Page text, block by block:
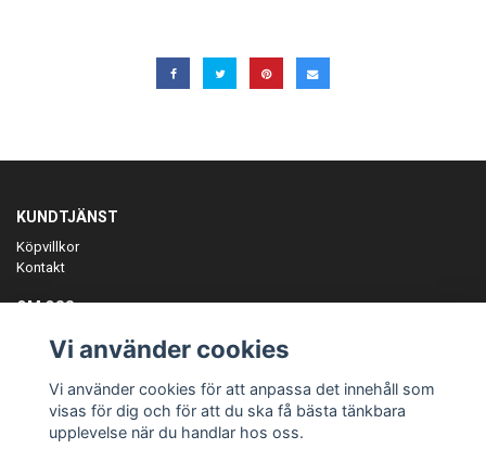
KUNDTJÄNST
Köpvillkor
Kontakt
OM OSS
ANMÄL DIG TILL VÅRT NYHETSBREV
Prenumerera
Vi använder cookies
Vi använder cookies för att anpassa det innehåll som
visas för dig och för att du ska få bästa tänkbara
upplevelse när du handlar hos oss.